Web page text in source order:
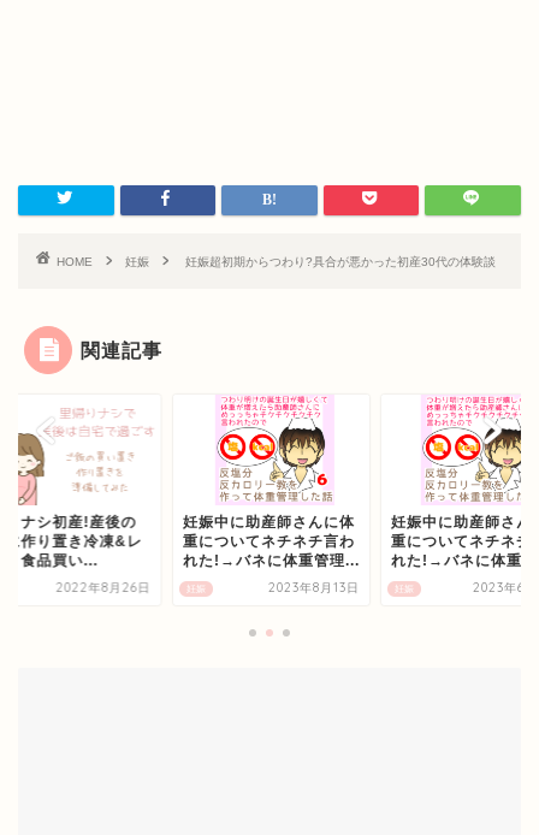
HOME 妊娠 妊娠超初期からつわり?具合が悪かった初産30代の体験談
関連記事
りナシ初産!産後の
に作り置き冷凍&レ
ト食品買い...
2022年8月26日 妊娠
妊娠中に助産師さんに体
重についてネチネチ言わ
れた!→バネに体重管理...
2023年8月13日 妊娠
妊娠中に助産師さん
重についてネチネチ
れた!→バネに体重
2023年6